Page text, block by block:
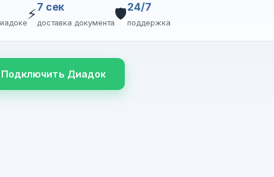
⚡7 сек
доставка документа
🛡️24/7
поддержка
Подключить Диадок